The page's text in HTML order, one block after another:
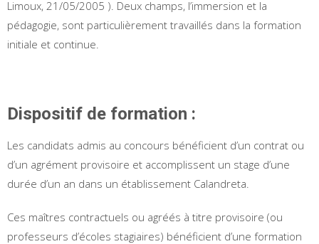
Limoux, 21/05/2005 ). Deux champs, l’immersion et la
pédagogie, sont particulièrement travaillés dans la formation
initiale et continue.
Dispositif de formation :
Les candidats admis au concours bénéficient d’un contrat ou
d’un agrément provisoire et accomplissent un stage d’une
durée d’un an dans un établissement Calandreta.
Ces maîtres contractuels ou agréés à titre provisoire (ou
professeurs d’écoles stagiaires) bénéficient d’une formation